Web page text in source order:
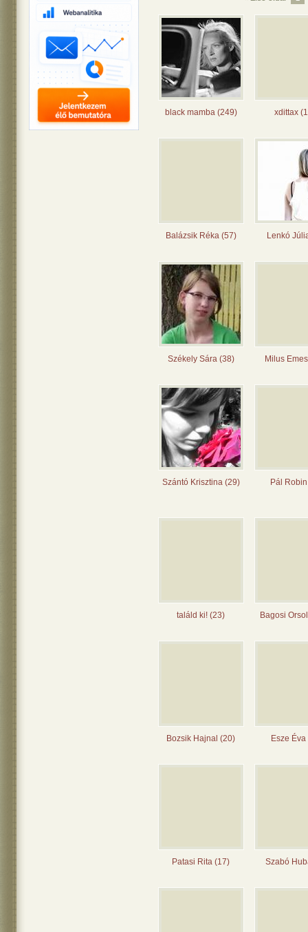
black mamba (249) xdittax
Balázsik Réka (57) Lenkó
Székely Sára (38) Milus
Szántó Krisztina (29) Pál
találd ki! (23) Bagosi
Bozsik Hajnal (20) Esze
Patasi Rita (17) Szabó